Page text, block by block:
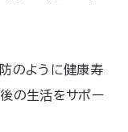
のように健康寿
の生活をサポー